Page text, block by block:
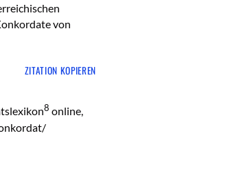
von
ZITATION KOPIEREN
8 online,